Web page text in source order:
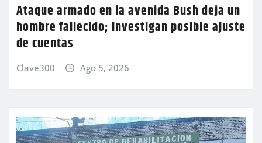
Ataque armado en la avenida Bush deja un
hombre fallecido; investigan posible ajuste
de cuentas
Clave300 Ago 5, 2026